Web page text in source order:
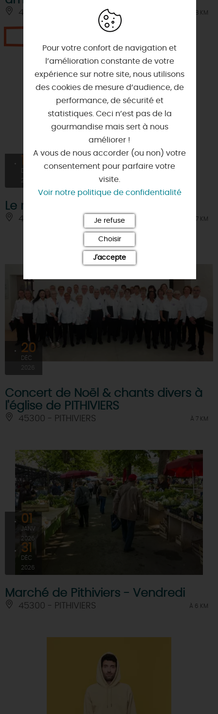
45300 - RAMOULU À 0.8 KM
18€
Le malade imaginaire de Molière
45300 - PITHIVIERS À 7 KM
20
DÉC
2026
Concert de Noël & chants divers à
l'église de PITHIVIERS
45300 - PITHIVIERS À 7 KM
01
JANV
2026
31
DÉC
2026
Marché de Pithiviers - Vendredi
45300 - PITHIVIERS À 6 KM
Pour votre confort de navigation et
l’amélioration constante de votre
expérience sur notre site, nous utilisons
des cookies de mesure d’audience, de
performance, de sécurité et
statistiques. Ceci n’est pas de la
gourmandise mais sert à nous
améliorer !
A vous de nous accorder (ou non) votre
consentement pour parfaire votre
visite.
Voir notre politique de confidentialité
Je refuse
Choisir
J'accepte